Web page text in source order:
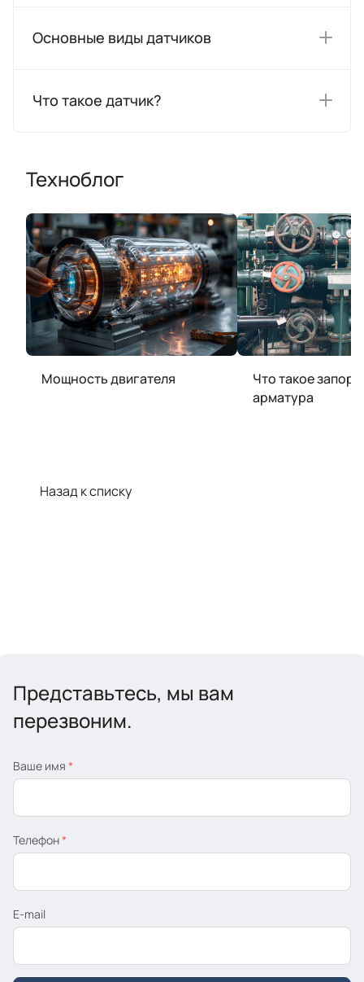
Основные виды датчиков
Что такое датчик?
Техноблог
Мощность двигателя
Что такое
арматура
Назад к списку
Представьтесь, мы вам
перезвоним.
Ваше имя *
Телефон*
E-mail